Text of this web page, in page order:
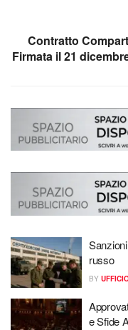
Contratto
Firmata il 21
russo
BY
e Sfide